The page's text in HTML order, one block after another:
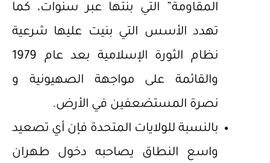
المقاومة” التي بنتها عبر سنوات، كما
تهدد الأسس التي بنيت عليها شرعية
نظام الثورة الإسلامية بعد عام 1979
والقائمة على مواجهة الصهيونية و
نصرة المستضعفين في الأرض.
بالنسبة للولايات المتحدة فإن أي تصعيد
واسع النطاق يصاحبه دخول طهران